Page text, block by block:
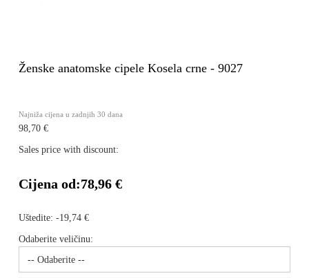
Ženske anatomske cipele Kosela crne - 9027
Najniža cijena u zadnjih 30 dana
98,70 €
Sales price with discount:
Cijena od:78,96 €
Uštedite: -19,74 €
Odaberite veličinu: